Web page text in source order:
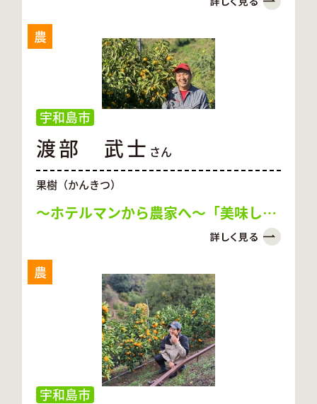
農
宇和島市
渡部 武士 さん
果樹（かんきつ）
～ホテルマンから農家へ～「美味しい
感動の瓶詰」をお届けしたい
農
宇和島市